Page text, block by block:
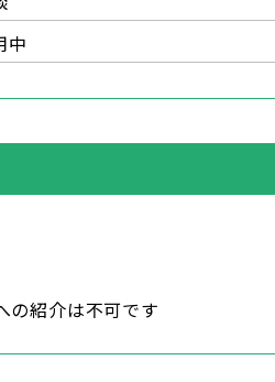
中
の紹介は不可です